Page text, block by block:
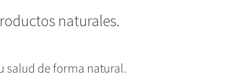
naturales.
salud de forma natural.